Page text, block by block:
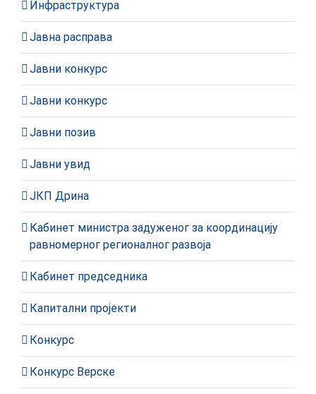
Инфраструктура
Јавна расправа
Јавни конкурс
Јавни конкурс
Јавни позив
Јавни увид
ЈКП Дрина
Кабинет министра задуженог за координацију
равномерног регионалног развоја
Кабинет председника
Капитални пројекти
Конкурс
Конкурс Верске